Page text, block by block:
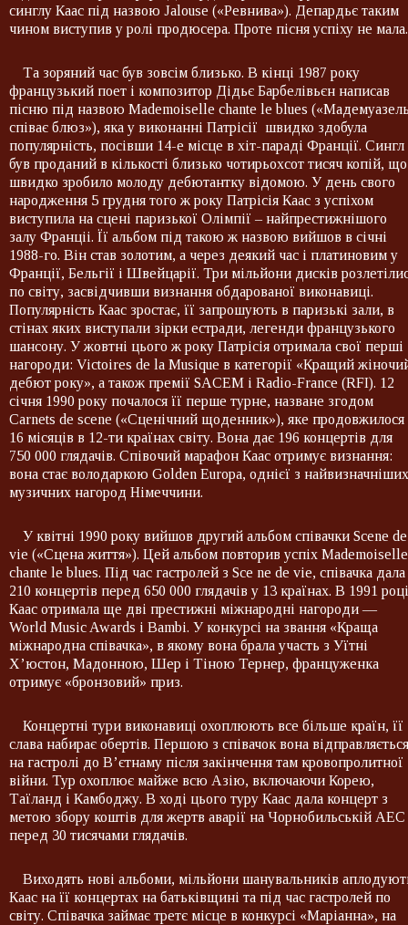
синглу Каас під назвою Jalouse («Ревнива»). Депардьє таким
чином виступив у ролі продюсера. Проте пісня успіху не мала.
Та зоряний час був зовсім близько. В кінці 1987 року
французький поет і композитор Дідьє Барбелівьєн написав
пісню під назвою Mademoiselle chante le blues
співає блюз»), яка у виконанні Патрісії швидко здобула
популярність, посівши 14-е місце в хіт-параді Франції. Сингл
був проданий в кількості близько чотирьохсот тисяч копій, що
швидко зробило молоду дебютантку відомою. У день свого
народження 5 грудня того ж року Патрісія Каас з успіхом
виступила на сцені паризької Олімпії – найпрестижнішого
залу Франціі. Її альбом під такою ж назвою вийшов в січні
1988-го. Він став золотим, а через деякий час і платиновим у
Франції, Бельгії і Швейцарії. Три мільйони дисків
по світу, засвідчивши визнання обдарованої виконавиці.
Популярність Каас зростає, її запрошують в паризькі зали, в
стінах яких виступали зірки естради, легенди французького
шансону. У жовтні цього ж року Патрісія отримала свої перші
нагороди: Victoires de la Musique в категорії «Кращий
дебют року», а також премії SACEM і Radio-France (RFI). 12
січня 1990 року почалося її перше турне, назване згодом
Carnets de scene («Сценічний щоденник»), яке продовжилося
16 місяців в 12-ти країнах світу. Вона дає 196 концертів для
750 000 глядачів. Співочий марафон Каас отримує визнання:
вона стає володаркою Golden Europa, однієї з найвизначніших
музичних нагород Німеччини.
У квітні 1990 року вийшов другий альбом співачки Scеne de
vie («Сцена життя»). Цей альбом повторив успіх Mademoiselle
chante le blues. Під час гастролей з Scе ne de vie, співачка дала
210 концертів перед 650 000 глядачів у 13 країнах. В 1991 році
Каас отримала ще дві престижні міжнародні нагороди —
World Music Awards і Bambi. У конкурсі на звання «Краща
міжнародна співачка», в якому вона брала участь з Уїтні
Х’юстон, Мадонною, Шер і Тіною Тернер, француженка
отримує «бронзовий» приз.
Концертні тури виконавиці охоплюють все більше країн, її
слава набирає обертів. Першою з співачок вона відправляється
на гастролі до В’єтнаму після закінчення там кровопролитної
війни. Тур охоплює майже всю Азію, включаючи Корею,
Таїланд і Камбоджу. В ході цього туру Каас дала концерт з
метою збору коштів для жертв аварії на Чорнобильській АЕС
перед 30 тисячами глядачів.
Виходять нові альбоми, мільйони шанувальників
Каас на її концертах на батьківщині та під час гастролей по
світу. Співачка займає третє місце в конкурсі «Маріанна», на